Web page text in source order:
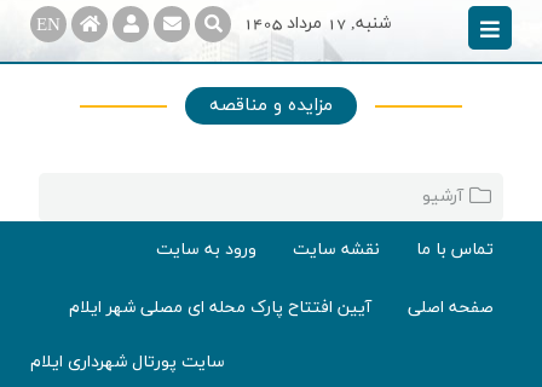
EN شنبه, 17 مرداد 1405
مزایده و مناقصه
آرشیو
تماس با ما نقشه سایت ورود به سایت
صفحه اصلی آیین افتتاح پارک محله ای مصلی شهر ایلام
سایت پورتال شهرداری ایلام